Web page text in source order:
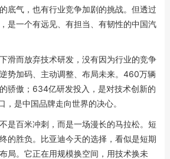
底气，也有行业竞争加剧的挑战。但透过
是一个有远见、有担当、有韧性的中国汽
滑而放弃技术研发，没有因为行业的竞争
势加码、主动调整、布局未来。460万辆
骄傲；634亿研发投入，是对技术创新的
是中国品牌走向世界的决心。
是百米冲刺，而是一场漫长的马拉松。短
的胜负。比亚迪今天的选择，看似是短期
局。它正在用规模换空间，用技术换未